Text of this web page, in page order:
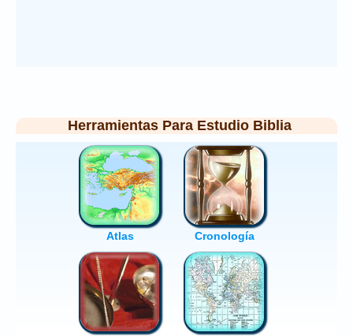
Herramientas Para Estudio Biblia